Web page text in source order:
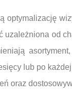
optymalizację
uzależniona od
lub po
oraz